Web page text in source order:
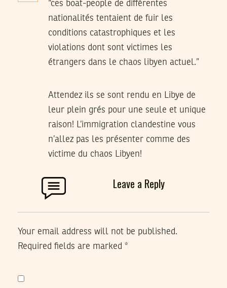
“ces boat-people de différentes
nationalités tentaient de fuir les
conditions catastrophiques et les
violations dont sont victimes les
étrangers dans le chaos libyen actuel.”
Attendez ils se sont rendu en Libye de
leur plein grés pour une seule et unique
raison! L’immigration clandestine vous
n’allez pas les présenter comme des
victime du chaos Libyen!
Leave a Reply
Your email address will not be published.
Required fields are marked *